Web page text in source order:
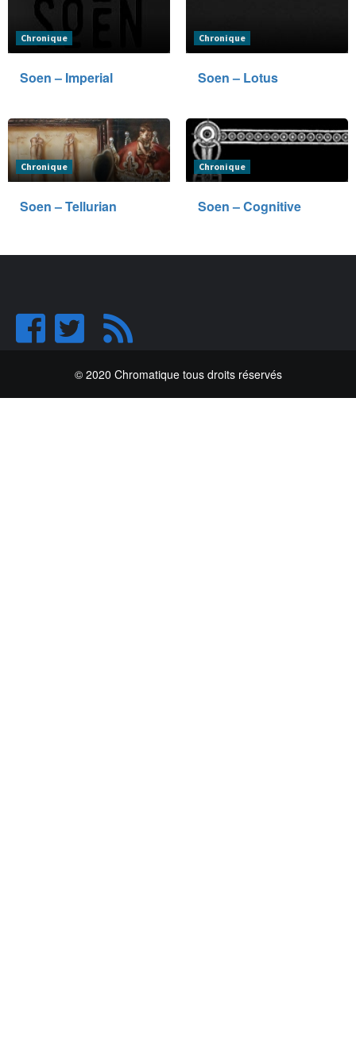
Chronique
Soen – Imperial
Chronique
Soen – Lotus
Chronique
Soen – Tellurian
Chronique
Soen – Cognitive
© 2020 Chromatique tous droits réservés